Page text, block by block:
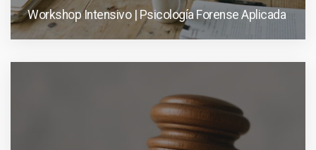
Workshop Intensivo | Psicología Forense Aplicada